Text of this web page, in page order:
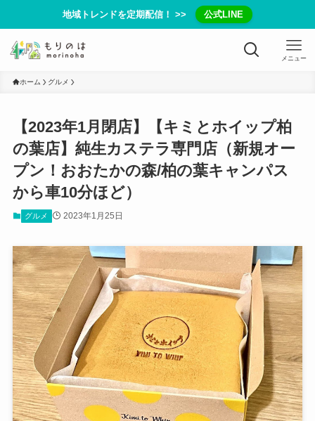
地域トレンドを定期配信！ >> 公式LINE
メニュー
ホーム グルメ
【2023年1月閉店】【キミとホイップ柏
の葉店】純生カステラ専門店（新規オー
プン！おおたかの森/柏の葉キャンパス
から車10分ほど）
グルメ 2023年1月25日